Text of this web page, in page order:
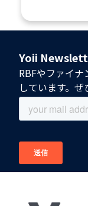
Yoii
RBFやファイ
しています。ぜ